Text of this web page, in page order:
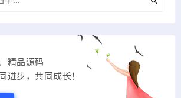
精品源码
进步，共同成长！